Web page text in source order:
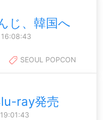
じ、韓国へ
SEOUL POPCON
ray発売